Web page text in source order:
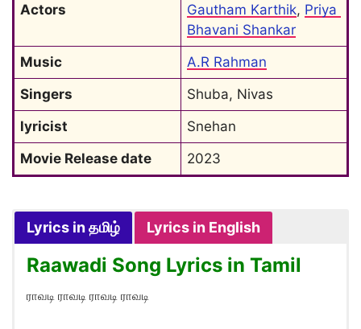
Actors
Gautham Karthik, Priya
Bhavani Shankar
Music
A.R Rahman
Singers
Shuba, Nivas
lyricist
Snehan
Movie Release date
2023
Lyrics in தமிழ் Lyrics in English
Raawadi Song Lyrics in Tamil
ராவடி ராவடி ராவடி ராவடி